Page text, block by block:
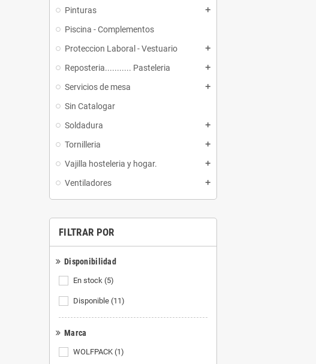
Pinturas add
Piscina - Complementos
Proteccion Laboral - Vestuario
add
Reposteria........... Pasteleria add
Servicios de mesa add
Sin Catalogar
Soldadura
add
Tornilleria add
Vajilla hosteleria y hogar. add
Ventiladores add
FILTRAR POR
Disponibilidad
En stock (5)
Disponible (11)
Marca
WOLFPACK (1)